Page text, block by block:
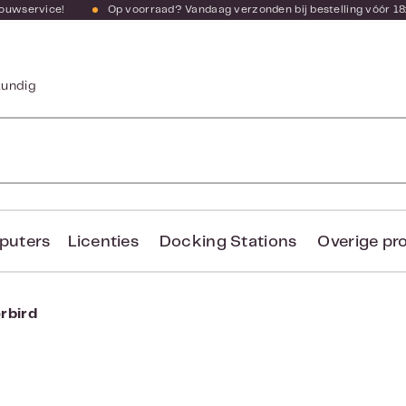
Op voorraad? Vandaag verzonden bij bestelling vóór
Licenties Docking Stations Overige